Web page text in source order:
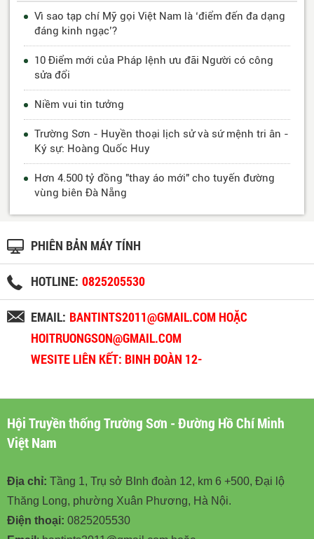
Vì sao tạp chí Mỹ gọi Việt Nam là ‘điểm đến đa dạng
đáng kinh ngạc’?
10 Điểm mới của Pháp lệnh ưu đãi Người có công
sửa đổi
Niềm vui tin tưởng
Trường Sơn - Huyền thoại lịch sử và sứ mệnh tri ân -
Ký sự: Hoàng Quốc Huy
Hơn 4.500 tỷ đồng "thay áo mới" cho tuyến đường
vùng biên Đà Nẵng
PHIÊN BẢN MÁY TÍNH
HOTLINE: 0825205530
EMAIL: BANTINTS2011@GMAIL.COM HOẶC
HOITRUONGSON@GMAIL.COM
WESITE LIÊN KẾT: BINH ĐOÀN 12-
Hội Truyền thống Trường Sơn - Đường Hồ Chí Minh
Việt Nam
Địa chỉ: Tầng 1, Trụ sở BInh đoàn 12, km 6 +500, Đại lộ
Thăng Long, phường Xuân Phương, Hà Nội.
Điện thoại: 0825205530